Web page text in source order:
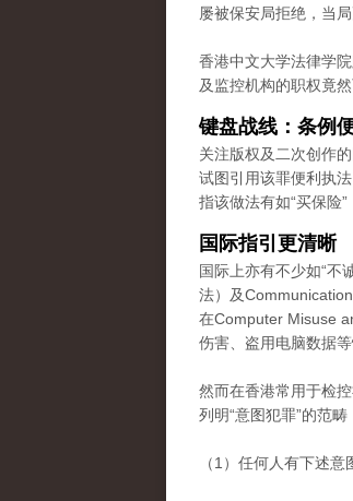
屡被保安局拒绝，当
香港中文大学法律学
及监控机构的职权竟
键盘战线：条例
关注版权及二次创作
试图引用该罪便利执
指该做法有如“买保险
国际指引更清晰
国际上亦有不少如“不
法）及
在Computer Misuse
伤害、盗用电脑数据等
然而在香港常用于检
列明“意图犯罪”的范畴
（1）任何人有下述